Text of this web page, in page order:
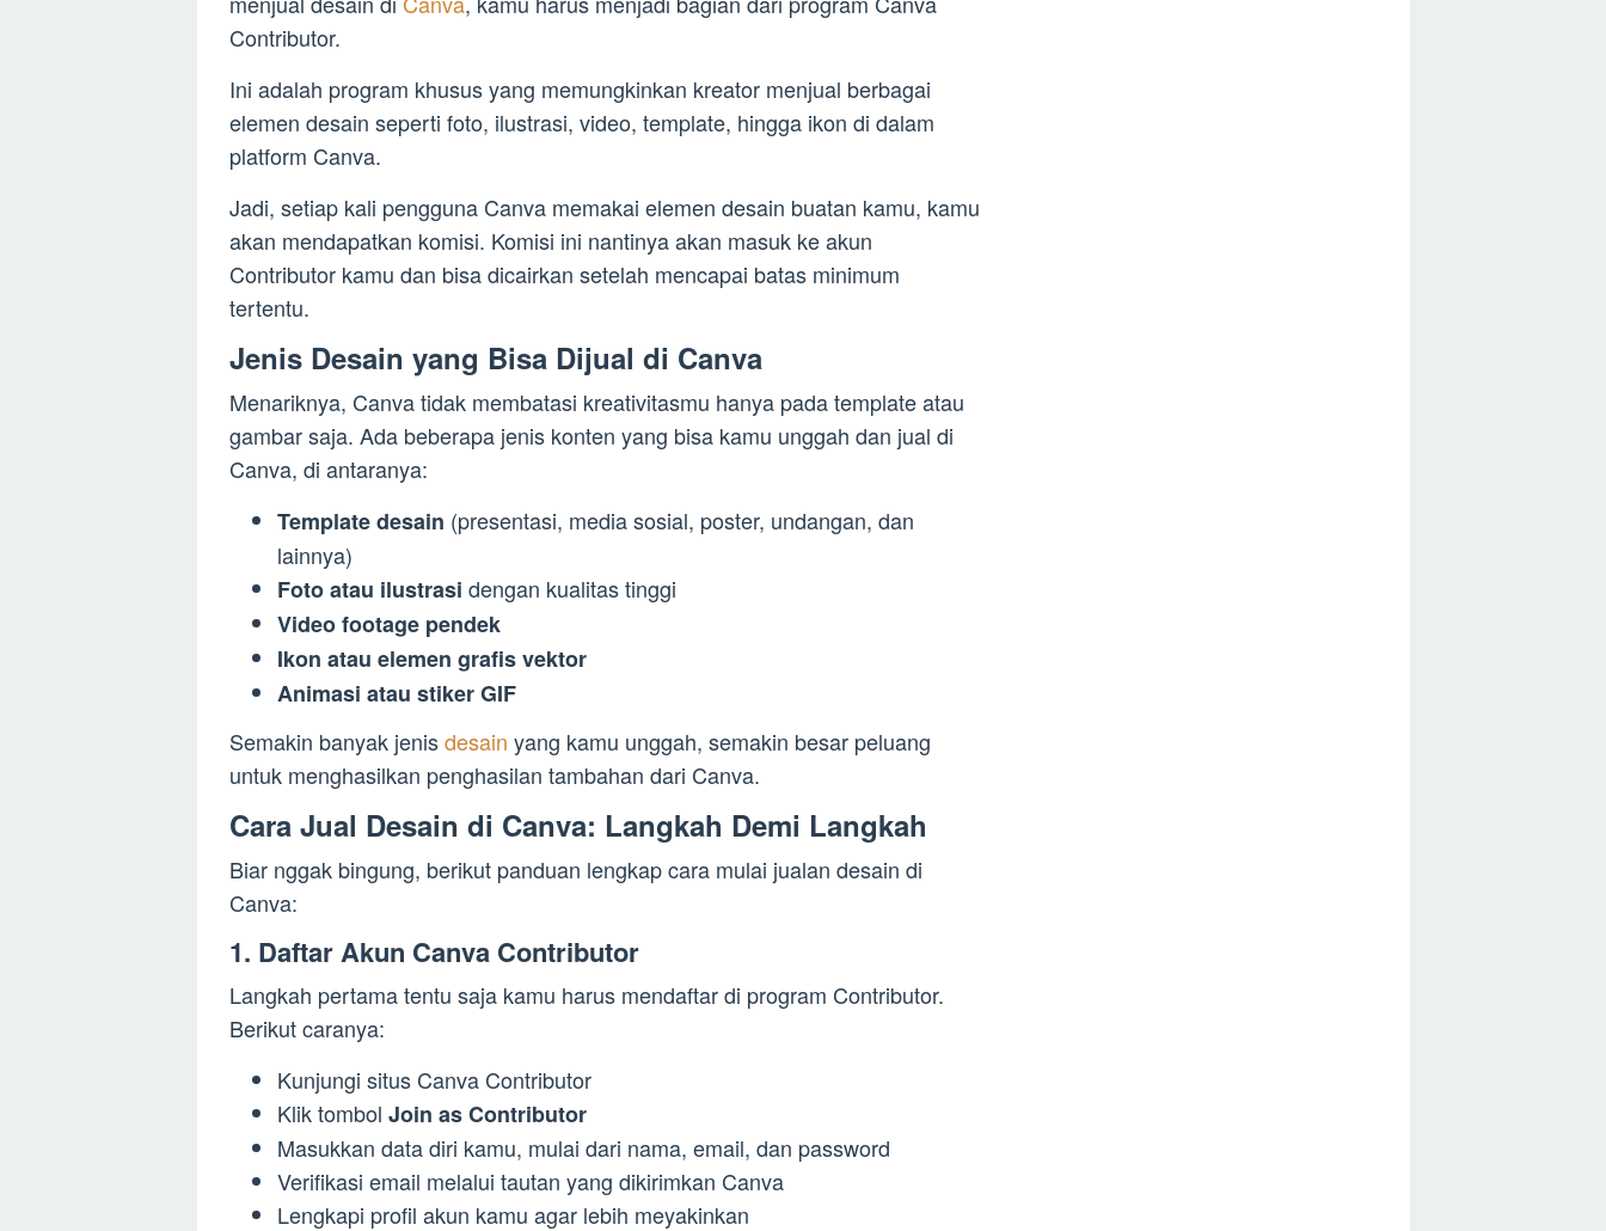
Contributor.
Ini adalah program khusus yang memungkinkan kreator menjual berbagai
elemen desain seperti foto, ilustrasi, video, template, hingga ikon di dalam
platform Canva.
Jadi, setiap kali pengguna Canva memakai elemen desain buatan kamu, kamu
akan mendapatkan komisi. Komisi ini nantinya akan masuk ke akun
Contributor kamu dan bisa dicairkan setelah mencapai batas minimum
tertentu.
Jenis Desain yang Bisa Dijual di Canva
Menariknya, Canva tidak membatasi kreativitasmu hanya pada template atau
gambar saja. Ada beberapa jenis konten yang bisa kamu unggah dan jual di
Canva, di antaranya:
Template desain (presentasi, media sosial, poster, undangan, dan
lainnya)
Foto atau ilustrasi dengan kualitas tinggi
Video footage pendek
Ikon atau elemen grafis vektor
Animasi atau stiker GIF
Semakin banyak jenisdesain yang kamu unggah, semakin besar peluang
untuk menghasilkan penghasilan tambahan dari Canva.
Cara Jual Desain di Canva: Langkah Demi Langkah
Biar nggak bingung, berikut panduan lengkap cara mulai jualan desain di
Canva:
1. Daftar Akun Canva Contributor
Langkah pertama tentu saja kamu harus mendaftar di program Contributor.
Berikut caranya:
Kunjungi situs Canva Contributor
Klik tombol Join as Contributor
Masukkan data diri kamu, mulai dari nama, email, dan password
Verifikasi email melalui tautan yang dikirimkan Canva
Lengkapi profil akun kamu agar lebih meyakinkan